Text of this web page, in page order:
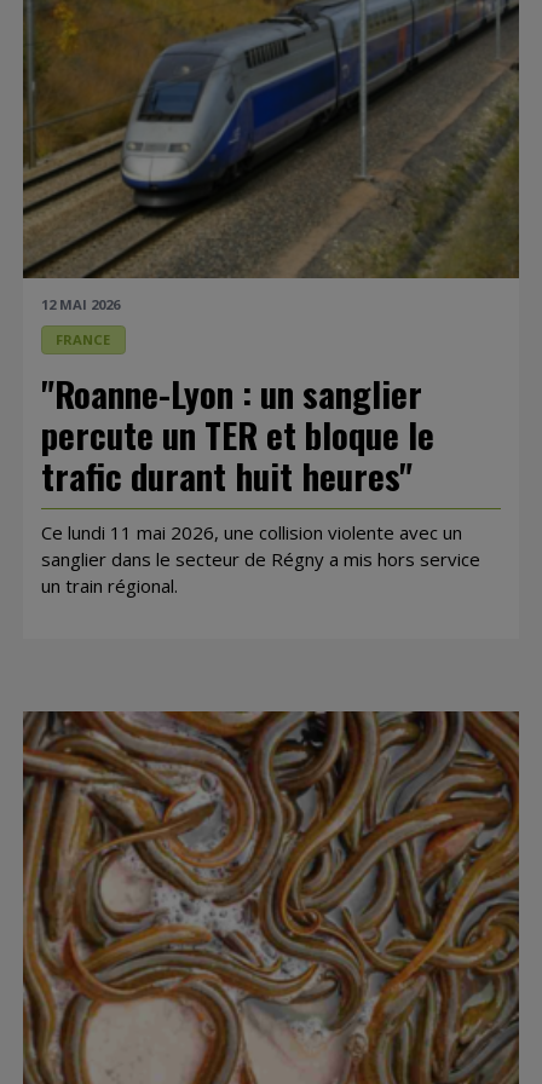
12 MAI 2026
FRANCE
"Roanne-Lyon : un sanglier
percute un TER et bloque le
trafic durant huit heures"
Ce lundi 11 mai 2026, une collision violente avec un
sanglier dans le secteur de Régny a mis hors service
un train régional.